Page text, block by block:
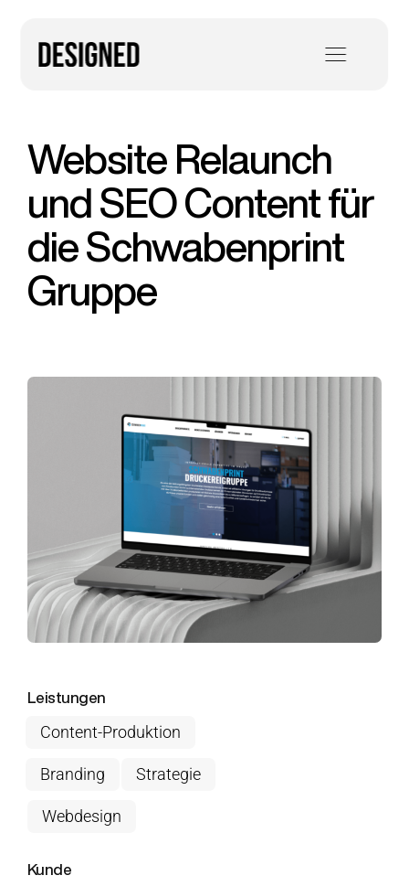
springen
Leistungen
Website Relaunch
und SEO Content für
die Schwaben­print
Gruppe
Leistungen
Content-Produktion
Branding Strategie
Webdesign
Kunde